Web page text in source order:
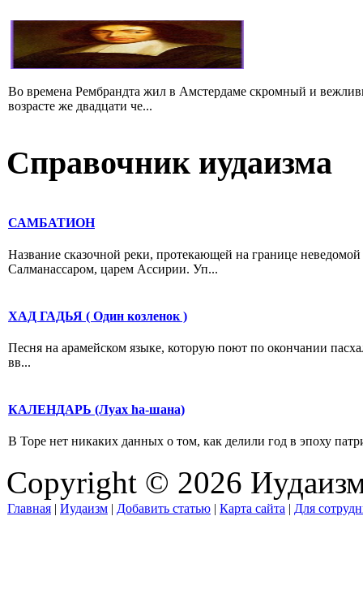
Во времена Рембрандта жил в Амстердаме скромный и
возрасте же двадцати че...
Справочник иудаизма
САМБАТИОН
Название сказочной реки, протекающей на границе
Салманассаром, царем Ассирии. Уп...
ХАД ГАДЬЯ ( Один козленок )
Песня на арамейском языке, которую поют по окончании
вв...
КАЛЕНДАРЬ (Луах hа-шана)
В Торе нет никаких данных о том, как делили год в эпоху
Copyright © 2026
Главная | Иудаизм | Добавить статью | Карта сайта | Для